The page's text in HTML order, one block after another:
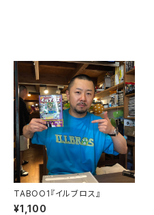
TABOO1『イルブロス』
¥1,100